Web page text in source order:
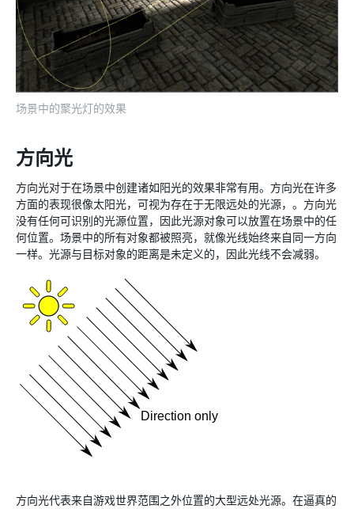
场景中的聚光灯的效果
方向光
方向光对于在场景中创建诸如阳光的效果非常有用。方向光在许多
方面的表现很像太阳光，可视为存在于无限远处的光源，。方向光
没有任何可识别的光源位置，因此光源对象可以放置在场景中的任
何位置。场景中的所有对象都被照亮，就像光线始终来自同一方向
一样。光源与目标对象的距离是未定义的，因此光线不会减弱。
方向光代表来自游戏世界范围之外位置的大型远处光源。在逼真的